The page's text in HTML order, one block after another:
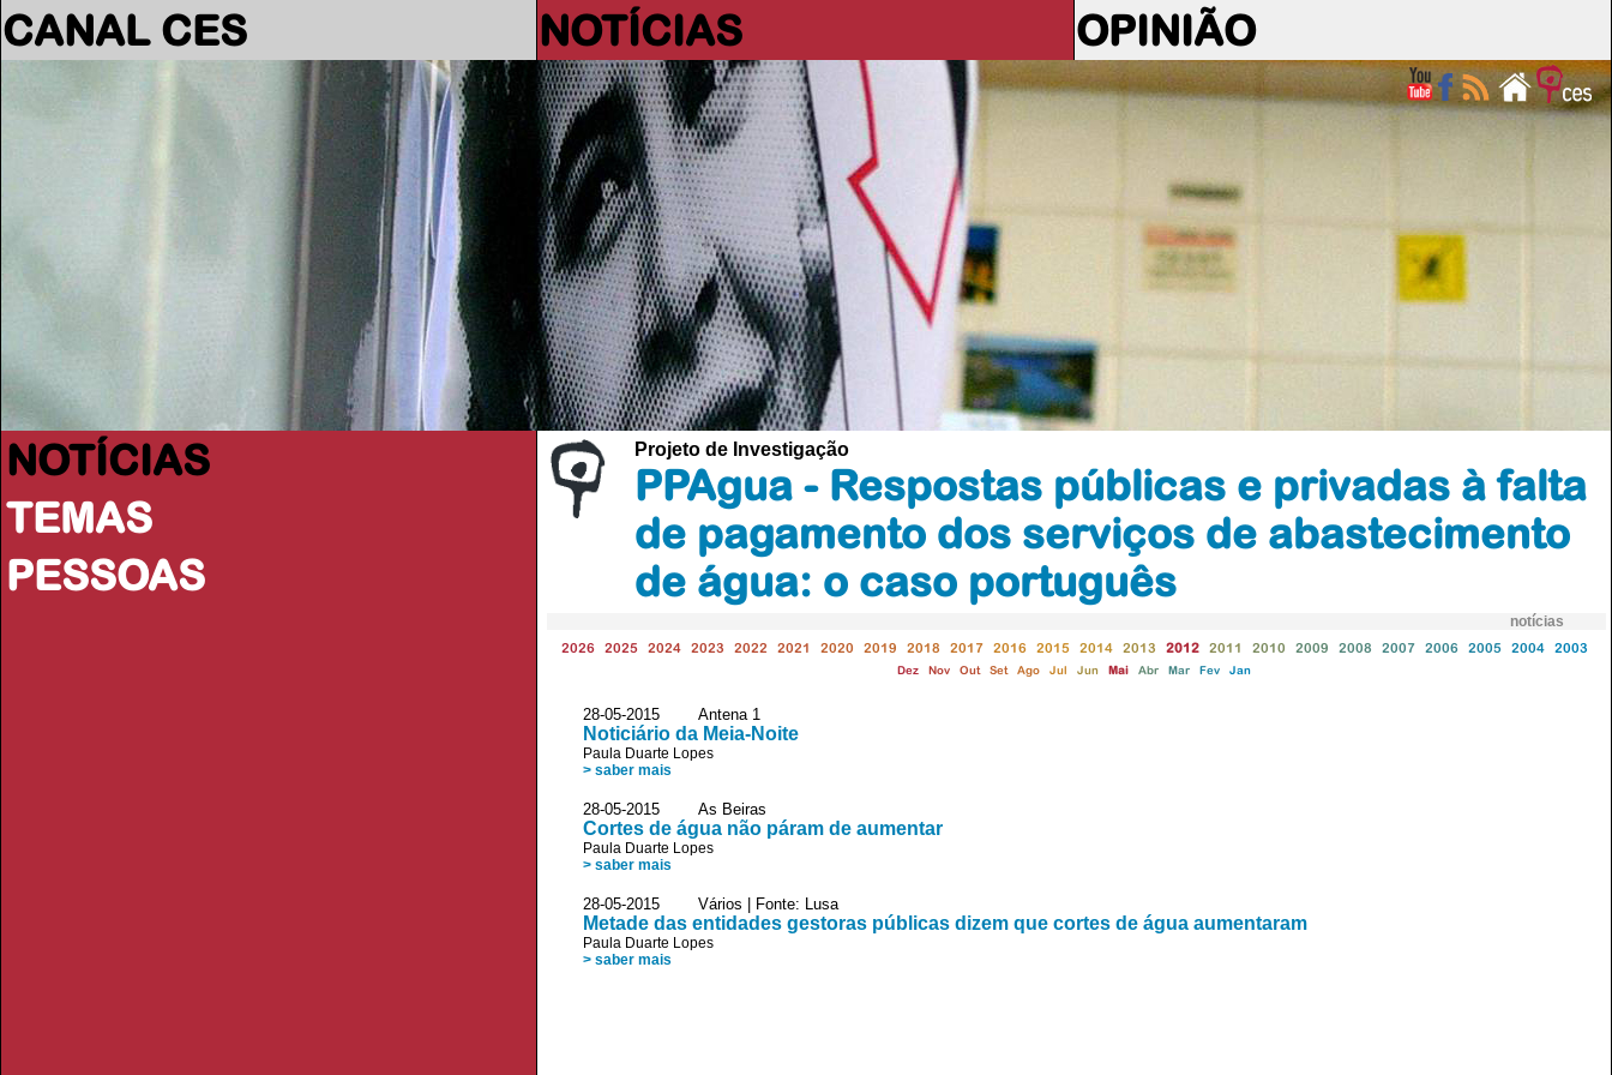
CANAL CES NOTÍCIAS OPINIÃO
NOTÍCIAS
TEMAS
PESSOAS
Projeto de Investigação
PPAgua - Respostas públicas e privadas à falta
de pagamento dos serviços de abastecimento
de água: o caso português
notícias
2026 2025 2024 2023 2022 2021 2020 2019 2018 2017 2016 2015 2014 2013 2012 2011 2010 2009 2008 2007 2006 2005 2004 2003
Dez Nov Out Set Ago Jul Jun Mai Abr Mar Fev Jan
28-05-2015 Antena 1
Noticiário da Meia-Noite
Paula Duarte Lopes
> saber mais
28-05-2015 As Beiras
Cortes de água não páram de aumentar
Paula Duarte Lopes
> saber mais
28-05-2015 Vários | Fonte: Lusa
Metade das entidades gestoras públicas dizem que cortes de água aumentaram
Paula Duarte Lopes
> saber mais